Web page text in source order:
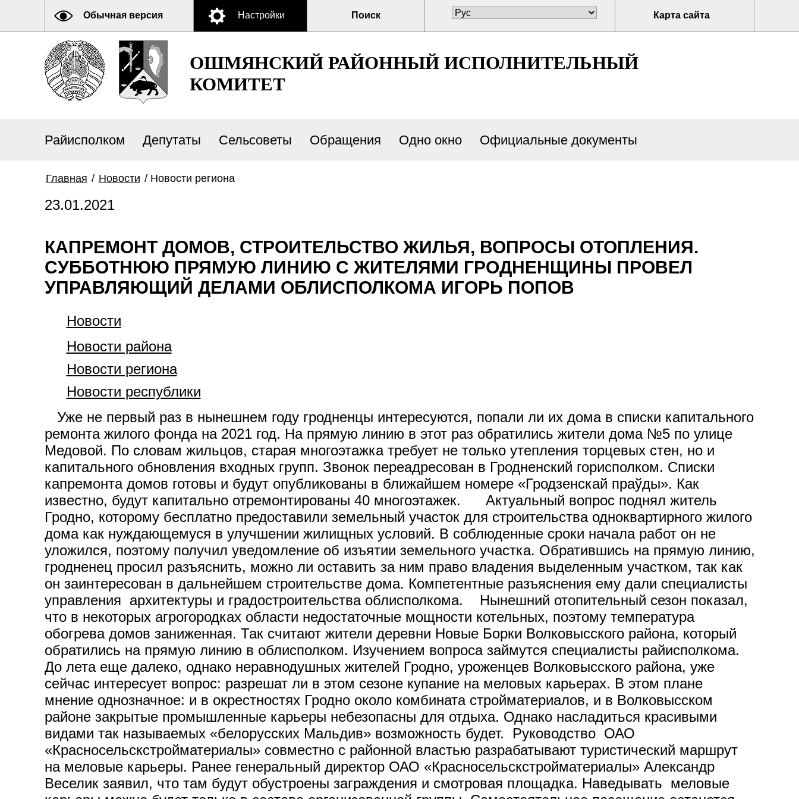
Обычная версия Настройки Поиск Карта сайта
ОШМЯНСКИЙ РАЙОННЫЙ ИСПОЛНИТЕЛЬНЫЙ
КОМИТЕТ
Райисполком Депутаты Сельсоветы Обращения Одно окно Официальные документы
Главная / Новости / Новости региона
23.01.2021
КАПРЕМОНТ ДОМОВ, СТРОИТЕЛЬСТВО ЖИЛЬЯ, ВОПРОСЫ ОТОПЛЕНИЯ.
СУББОТНЮЮ ПРЯМУЮ ЛИНИЮ С ЖИТЕЛЯМИ ГРОДНЕНЩИНЫ ПРОВЕЛ
УПРАВЛЯЮЩИЙ ДЕЛАМИ ОБЛИСПОЛКОМА ИГОРЬ ПОПОВ
Новости
Новости района
Новости региона
Новости республики
Уже не первый раз в нынешнем году гродненцы интересуются, попали ли их дома в списки капитального
ремонта жилого фонда на 2021 год. На прямую линию в этот раз обратились жители дома №5 по улице
Медовой. По словам жильцов, старая многоэтажка требует не только утепления торцевых стен, но и
капитального обновления входных групп. Звонок переадресован в Гродненский горисполком. Списки
капремонта домов готовы и будут опубликованы в ближайшем номере «Гродзенскай праўды». Как
известно, будут капитально отремонтированы 40 многоэтажек. Актуальный вопрос поднял житель
Гродно, которому бесплатно предоставили земельный участок для строительства одноквартирного жилого
дома как нуждающемуся в улучшении жилищных условий. В соблюденные сроки начала работ он не
уложился, поэтому получил уведомление об изъятии земельного участка. Обратившись на прямую линию,
гродненец просил разъяснить, можно ли оставить за ним право владения выделенным участком, так как
он заинтересован в дальнейшем строительстве дома. Компетентные разъяснения ему дали специалисты
управления архитектуры и градостроительства облисполкома. Нынешний отопительный сезон показал,
что в некоторых агрогородках области недостаточные мощности котельных, поэтому температура
обогрева домов заниженная. Так считают жители деревни Новые Борки Волковысского района, который
обратились на прямую линию в облисполком. Изучением вопроса займутся специалисты райисполкома.
До лета еще далеко, однако неравнодушных жителей Гродно, уроженцев Волковысского района, уже
сейчас интересует вопрос: разрешат ли в этом сезоне купание на меловых карьерах. В этом плане
мнение однозначное: и в окрестностях Гродно около комбината стройматериалов, и в Волковысском
районе закрытые промышленные карьеры небезопасны для отдыха. Однако насладиться красивыми
видами так называемых «белорусских Мальдив» возможность будет. Руководство ОАО
«Красносельскстройматериалы» совместно с районной властью разрабатывают туристический маршрут
на меловые карьеры. Ранее генеральный директор ОАО «Красносельскстройматериалы» Александр
Веселик заявил, что там будут обустроены заграждения и смотровая площадка. Наведывать меловые